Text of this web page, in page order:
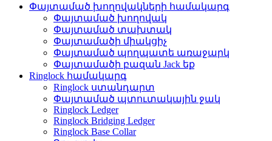
Փայտամած խողովակների համակարգ
Փայտամած խողովակ
Փայտամած տախտակ
Փայտամածի միակցիչ
Փայտամած պողպատե առաջարկ
Փայտամածի բազան Jack եք
Ringlock համակարգ
Ringlock ստանդարտ
Փայտամած պտուտակային ջակ
Ringlock Ledger
Ringlock Bridging Ledger
Ringlock Base Collar